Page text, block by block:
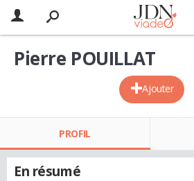
Ajouter
Pierre POUILLAT
PROFIL
En résumé